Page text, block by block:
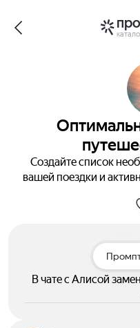
Создайте список
вашей поездки и
В чате с Алисой